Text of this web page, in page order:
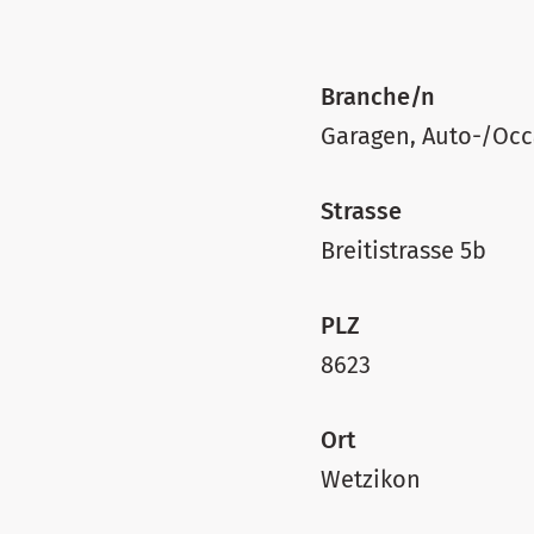
Branche/n
Garagen, Auto-/
Strasse
Breitistrasse 5b
PLZ
8623
Ort
Wetzikon